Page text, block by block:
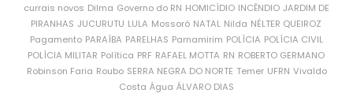
currais novos Dilma Governo do RN HOMICÍDIO INCÊNDIO JARDIM DE
PIRANHAS JUCURUTU LULA Mossoró NATAL Nilda NÉLTER QUEIROZ
Pagamento PARAÍBA PARELHAS Parnamirim POLÍCIA POLÍCIA CIVIL
POLÍCIA MILITAR Política PRF RAFAEL MOTTA RN ROBERTO GERMANO
Robinson Faria Roubo SERRA NEGRA DO NORTE Temer UFRN Vivaldo
Costa Água ÁLVARO DIAS